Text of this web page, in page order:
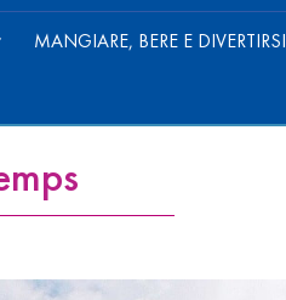
MANGIARE, BERE E DIVERTIRSI